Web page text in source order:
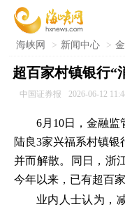
海峡网 > 新闻中心 >
超百家村镇银行“
中国证券报 2026-06-12
6月10日，金融监
陆良3家兴福系村镇
并而解散。同日，浙
今年以来，已有超百
业内人士认为，